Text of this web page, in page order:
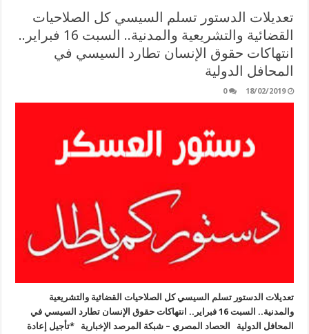
تعديلات الدستور تسلم السيسي كل الصلاحيات
القضائية والتشريعية والمدنية.. السبت 16 فبراير..
انتهاكات حقوق الإنسان تطارد السيسي في
المحافل الدولية
18/02/2019
0
تعديلات الدستور تسلم السيسي كل الصلاحيات القضائية والتشريعية
والمدنية.. السبت 16 فبراير.. انتهاكات حقوق الإنسان تطارد السيسي في
المحافل الدولية الحصاد المصري – شبكة المرصد الإخبارية *تأجيل إعادة